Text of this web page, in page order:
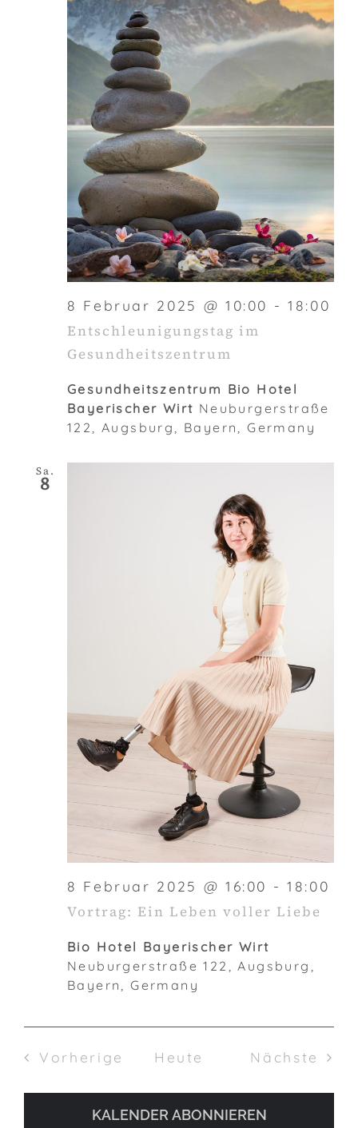
8 Februar 2025 @ 10:00 -18:00
Entschleunigungstag im
Gesundheitszentrum
Gesundheitszentrum Bio Hotel
Bayerischer Wirt Neuburgerstraße
122, Augsburg, Bayern, Germany
Sa.
8
8 Februar 2025 @ 16:00 -18:00
Vortrag: Ein Leben voller Liebe
Bio Hotel Bayerischer Wirt
Neuburgerstraße 122, Augsburg,
Bayern, Germany
Vorherige Veranstaltungen
Heute Nächste
KALENDER ABONNIEREN